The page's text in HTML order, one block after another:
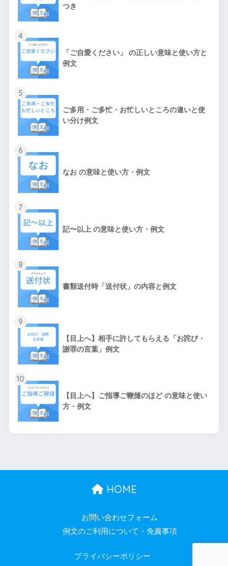
つき
4
「ご自愛ください」 の正しい意味と使い方と
例文
5
ご多用・ご多忙・お忙しいところの違いと使
い分け例文
6
なお の意味と使い方・例文
7
記〜以上 の意味と使い方・例文
8
書類送付時「送付状」の内容と例文
9
【目上へ】相手に許してもらえる「お詫び・
謝罪の言葉」例文
10
【目上へ】ご指導ご鞭撻のほど の意味と使い
方・例文
HOME
お問い合わせフォーム
例文のご利用について・免責事項
プライバシーポリシー